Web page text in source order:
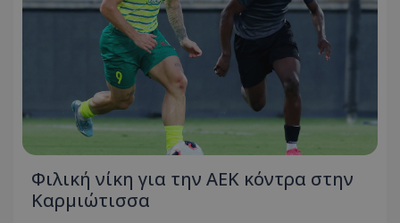
Φιλική νίκη για την ΑΕΚ κόντρα στην
Καρμιώτισσα